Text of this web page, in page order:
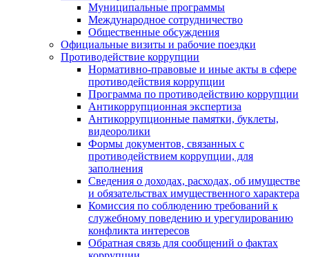
Муниципальные программы
Международное сотрудничество
Общественные обсуждения
Официальные визиты и рабочие поездки
Противодействие коррупции
Нормативно-правовые и иные акты в сфере
противодействия коррупции
Программа по противодействию коррупции
Антикоррупционная экспертиза
Антикоррупционные памятки, буклеты,
видеоролики
Формы документов, связанных с
противодействием коррупции, для
заполнения
Сведения о доходах, расходах, об имуществе
и обязательствах имущественного характера
Комиссия по соблюдению требований к
служебному поведению и урегулированию
конфликта интересов
Обратная связь для сообщений о фактах